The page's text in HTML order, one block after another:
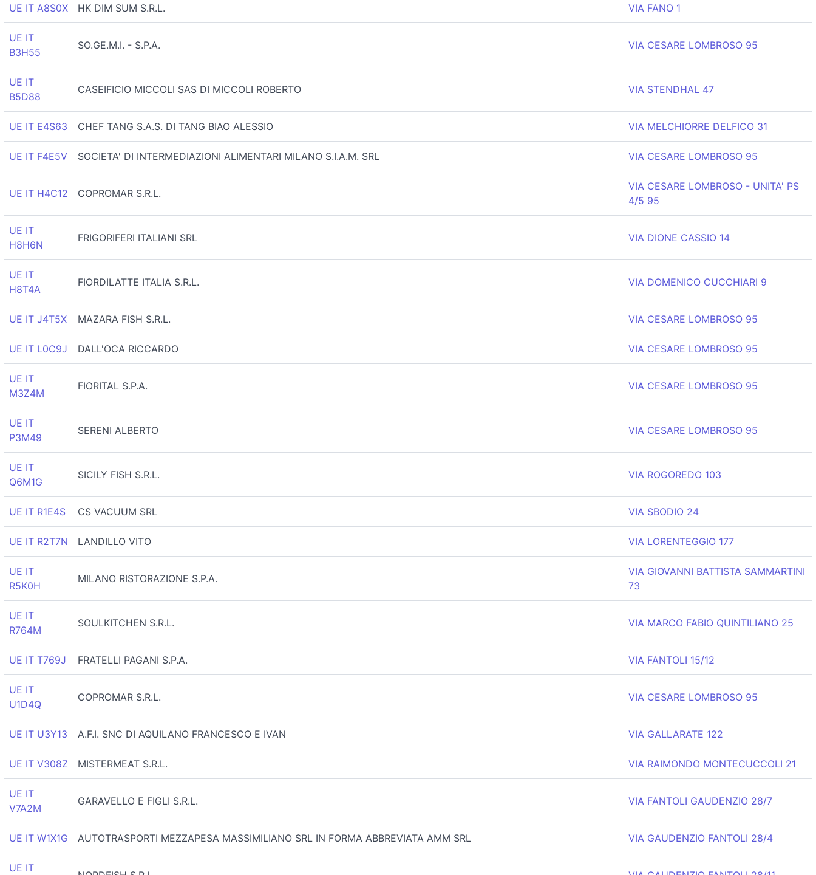
UE IT A8S0X HK DIM SUM S.R.L. VIA FANO 1
UE IT
B3H55
SO.GE.M.I. - S.P.A. VIA CESARE LOMBROSO 95
UE IT
B5D88
CASEIFICIO MICCOLI SAS DI MICCOLI ROBERTO VIA STENDHAL 47
UE IT E4S63 CHEF TANG S.A.S. DI TANG BIAO ALESSIO VIA MELCHIORRE DELFICO 31
UE IT F4E5V SOCIETA' DI INTERMEDIAZIONI ALIMENTARI MILANO S.I.A.M. SRL VIA CESARE LOMBROSO 95
UE IT H4C12 COPROMAR S.R.L.
VIA CESARE LOMBROSO - UNITA' PS
4/5 95
UE IT
H8H6N
FRIGORIFERI ITALIANI SRL VIA DIONE CASSIO 14
UE IT
H8T4A
FIORDILATTE ITALIA S.R.L. VIA DOMENICO CUCCHIARI 9
UE IT J4T5X MAZARA FISH S.R.L. VIA CESARE LOMBROSO 95
UE IT L0C9J DALL'OCA RICCARDO VIA CESARE LOMBROSO 95
UE IT
M3Z4M
FIORITAL S.P.A. VIA CESARE LOMBROSO 95
UE IT
P3M49
SERENI ALBERTO VIA CESARE LOMBROSO 95
UE IT
Q6M1G
SICILY FISH S.R.L. VIA ROGOREDO 103
UE IT R1E4S CS VACUUM SRL VIA SBODIO 24
UE IT R2T7N LANDILLO VITO VIA LORENTEGGIO 177
UE IT
R5K0H
MILANO RISTORAZIONE S.P.A.
VIA GIOVANNI BATTISTA SAMMARTINI
73
UE IT
R764M
SOULKITCHEN S.R.L. VIA MARCO FABIO QUINTILIANO 25
UE IT T769J FRATELLI PAGANI S.P.A. VIA FANTOLI 15/12
UE IT
U1D4Q
COPROMAR S.R.L. VIA CESARE LOMBROSO 95
UE IT U3Y13 A.F.I. SNC DI AQUILANO FRANCESCO E IVAN VIA GALLARATE 122
UE IT V308Z MISTERMEAT S.R.L. VIA RAIMONDO MONTECUCCOLI 21
UE IT
V7A2M
GARAVELLO E FIGLI S.R.L. VIA FANTOLI GAUDENZIO 28/7
UE IT W1X1G AUTOTRASPORTI MEZZAPESA MASSIMILIANO SRL IN FORMA ABBREVIATA AMM SRL VIA GAUDENZIO FANTOLI 28/4
UE IT